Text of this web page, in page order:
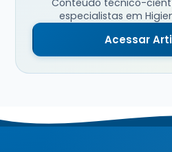
especialistas em
Acessar